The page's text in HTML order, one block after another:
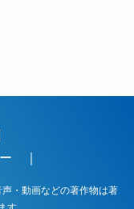
ー
｜
・動画などの著作物は著